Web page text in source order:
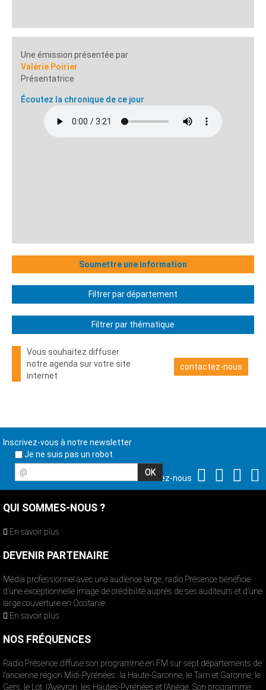
Une émission présentée par
Valérie Poirier
Présentatrice
Écoutez la chronique de ce jour
Soumettre une information
Filtrer par département
Filtrer par thématique
Vous souhaitez diffuser
notre agenda sur votre site
internet
contactez-nous
Inscrivez-vous à notre newsletter
Je ne suis pas un robot
@
Suivez-nous
QUI SOMMES-NOUS ?
En savoir plus
DEVENIR PARTENAIRE
Média professionnel avec une audience large, radio Présence bénéficie
d’une exceptionnelle image de crédibilité auprès de ses auditeurs et d’une
large couverture en Occitanie.
En savoir plus
NOS FRÉQUENCES
Radio Présence diffuse son programme en FM sur sept départements de
l’ancienne région Midi-Pyrénées : la Haute-Garonne, le Tarn et Garonne, le
Gers, le Lot, l’Aveyron, les Hautes-Pyrénées et l’Ariège. Son programme